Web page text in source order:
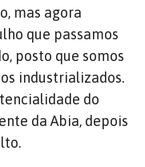
mas agora
que passamos
posto que somos
industrializados.
do
da Abia, depois